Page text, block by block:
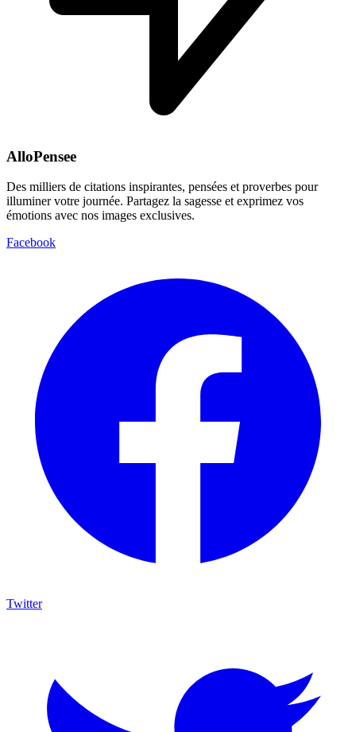
AlloPensee
Des milliers de citations inspirantes, pensées et proverbes pour
illuminer votre journée. Partagez la sagesse et exprimez vos
émotions avec nos images exclusives.
Facebook
Twitter